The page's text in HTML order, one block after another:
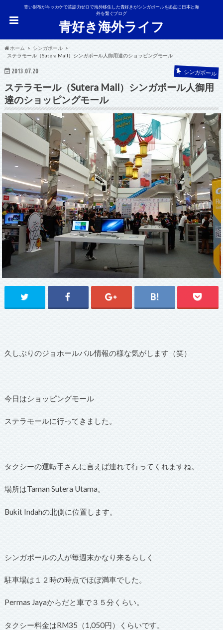
青い財布がキッカケで英語力ゼロで海外移住した青好きがシンガポールを拠点に日本と海
外を繋ぐブログ
青好き海外ライフ
ホーム
シンガポール
ステラモール（Sutera Mall）シンガポール人御用達のショッピングモール
2013.07.20 シンガポール
ステラモール（Sutera Mall）シンガポール人御用
達のショッピングモール
久しぶりのジョホールバル情報の様な気がします（笑）
今日はショッピングモール
ステラモールに行ってきました。
タクシーの運転手さんに言えば連れて行ってくれますね。
場所はTaman Sutera Utama。
Bukit Indahの北側に位置します。
シンガポールの人が毎週末かなり来るらしく
駐車場は１２時の時点でほぼ満車でした。
Permas Jayaからだと車で３５分くらい。
タクシー料金はRM35（1,050円）くらいです。